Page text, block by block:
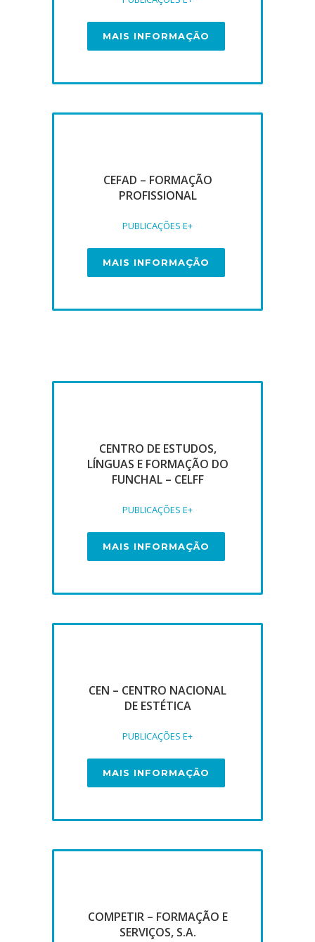
MAIS INFORMAÇÃO
CEFAD – FORMAÇÃO
PROFISSIONAL
PUBLICAÇÕES E+
MAIS INFORMAÇÃO
CENTRO DE ESTUDOS,
LÍNGUAS E FORMAÇÃO DO
FUNCHAL – CELFF
PUBLICAÇÕES E+
MAIS INFORMAÇÃO
CEN – CENTRO NACIONAL
DE ESTÉTICA
PUBLICAÇÕES E+
MAIS INFORMAÇÃO
COMPETIR – FORMAÇÃO E
SERVIÇOS, S.A.